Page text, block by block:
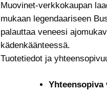
Muovinet-verkkokaupan
mukaan legendaariseen
palauttaa veneesi
kädenkäänteessä.
Tuotetiedot ja
Yhteensopiva